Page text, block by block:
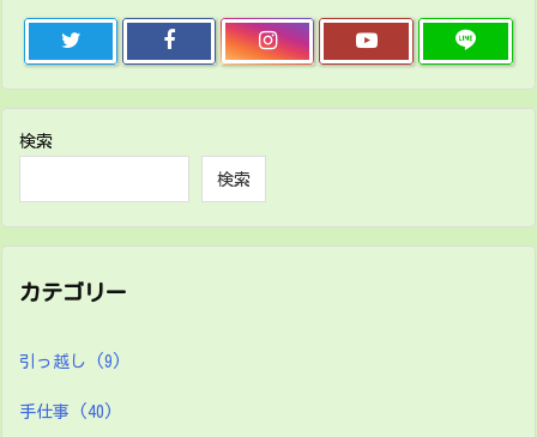
検索
検索
カテゴリー
引っ越し (9)
手仕事 (40)